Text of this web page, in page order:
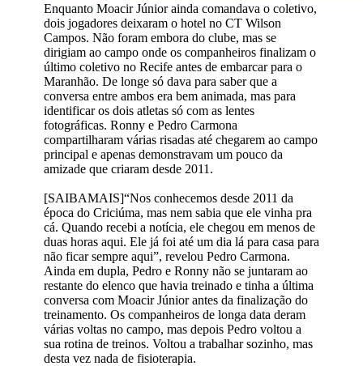
Enquanto Moacir Júnior ainda comandava o coletivo,
dois jogadores deixaram o hotel no CT Wilson
Campos. Não foram embora do clube, mas se
dirigiam ao campo onde os companheiros finalizam o
último coletivo no Recife antes de embarcar para o
Maranhão. De longe só dava para saber que a
conversa entre ambos era bem animada, mas para
identificar os dois atletas só com as lentes
fotográficas. Ronny e Pedro Carmona
compartilharam várias risadas até chegarem ao campo
principal e apenas demonstravam um pouco da
amizade que criaram desde 2011.
[SAIBAMAIS]“Nos conhecemos desde 2011 da
época do Criciúma, mas nem sabia que ele vinha pra
cá. Quando recebi a notícia, ele chegou em menos de
duas horas aqui. Ele já foi até um dia lá para casa para
não ficar sempre aqui”, revelou Pedro Carmona.
Ainda em dupla, Pedro e Ronny não se juntaram ao
restante do elenco que havia treinado e tinha a última
conversa com Moacir Júnior antes da finalização do
treinamento. Os companheiros de longa data deram
várias voltas no campo, mas depois Pedro voltou a
sua rotina de treinos. Voltou a trabalhar sozinho, mas
desta vez nada de fisioterapia.